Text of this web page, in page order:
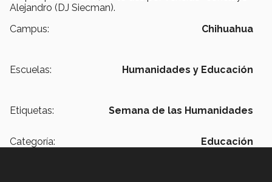
Alejandro (DJ Siecman).
Campus:
Chihuahua
Escuelas: Humanidades y Educación
Etiquetas: Semana de las Humanidades
Categoría: Educación